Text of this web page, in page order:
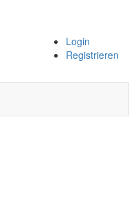
Login
Registrieren